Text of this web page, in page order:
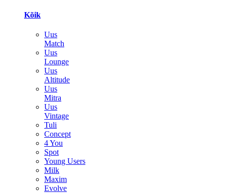
Kõik
Uus
Match
Uus
Lounge
Uus
Altitude
Uus
Mitra
Uus
Vintage
Tuli
Concept
4 You
Spot
Young Users
Milk
Maxim
Evolve